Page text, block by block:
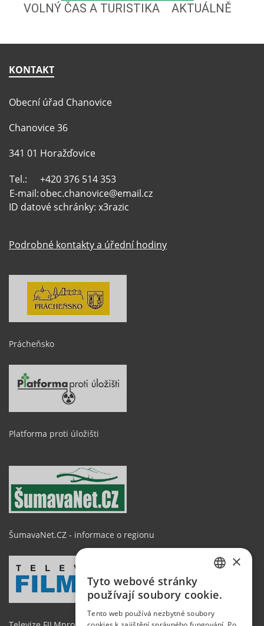
VOLNÝ ČAS A TURISTIKA
AKTUÁLNĚ
KONTAKT
Obecní úřad Chanovice
Chanovice 36
341 01 Horažďovice
Tel.:
+420 376 514 353
E-mail:obec.chanovice@email.cz
ID datové schránky: x3razic
Podrobné kontakty a úřední hodiny
Prácheňsko
Platforma proti úložišti
ŠumavaNet.CZ - informace o regionu
×
Tyto webové stránky
používají soubory cookie.
Tento web používá nezbytné soubory